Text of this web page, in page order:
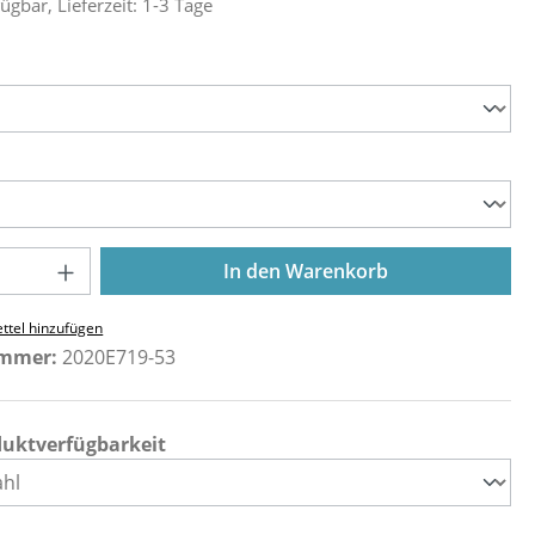
Anzahl: Gib den gewünschten Wert
In den Warenkorb
hinzufügen
2020E719-53